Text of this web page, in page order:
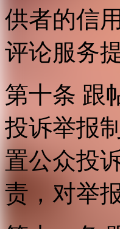
供者的信
评论服务
第十条 跟
投诉举报
置公众投
责，对举